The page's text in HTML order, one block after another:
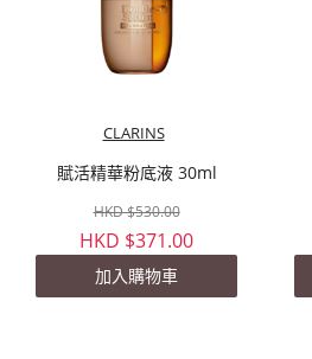
CLARINS
賦活精華粉底液 30ml
HKD $530.00
HKD $371.00
加入購物車